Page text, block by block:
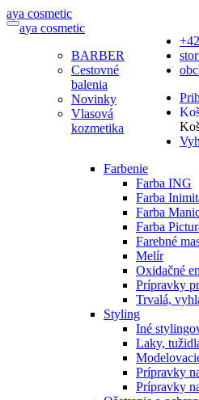
aya cosmetic
aya cosmetic
BARBER
Cestovné
balenia
Novinky
Vlasová
kozmetika
Farbenie
Farba ING
Farba
Farba
Farba
Farebné
Melír
Oxidačné
Prípravky
Trvalá,
Styling
Iné
Laky,
Prípravky
Prípravky